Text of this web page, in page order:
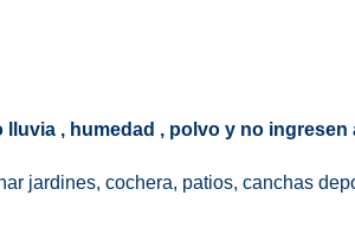
, humedad , polvo y no ingresen
jardines, cochera, patios, canchas